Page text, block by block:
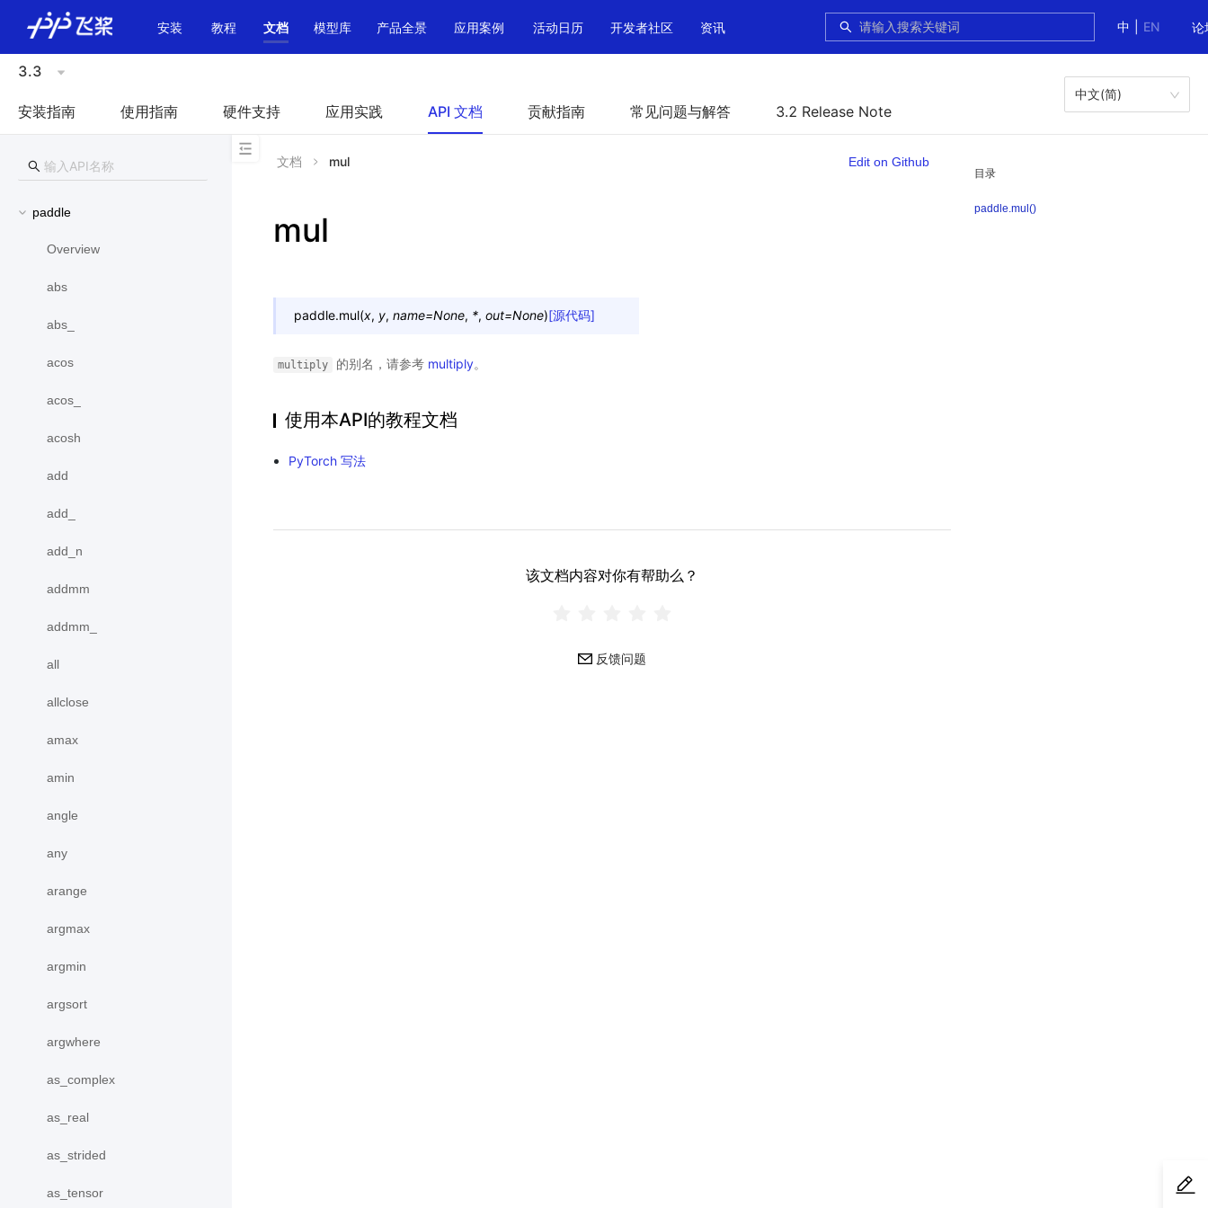
中
EN 论
安装 教程 文档 模型库 产品全景 应用案例 活动日历 开发者社区 资讯
3.3
安装指南 使用指南 硬件支持 应用实践 API 文档 贡献指南 常见问题与解答 3.2 Release Note
中文(简)
paddle
Overview
abs
abs_
acos
acos_
acosh
add
add_
add_n
addmm
addmm_
all
allclose
amax
amin
angle
any
arange
argmax
argmin
argsort
argwhere
as_complex
as_real
as_strided
as_tensor
目录
paddle.mul()
文档 mul Edit on Github
mul
paddle.mul(x, y, name=None, *, out=None)[源代码]
multiply 的别名，请参考 multiply。
使用本API的教程文档
PyTorch 写法
该文档内容对你有帮助么？
反馈问题